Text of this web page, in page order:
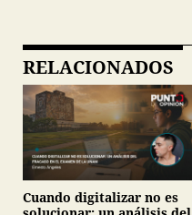
RELACIONADOS
Cuando digitalizar no es